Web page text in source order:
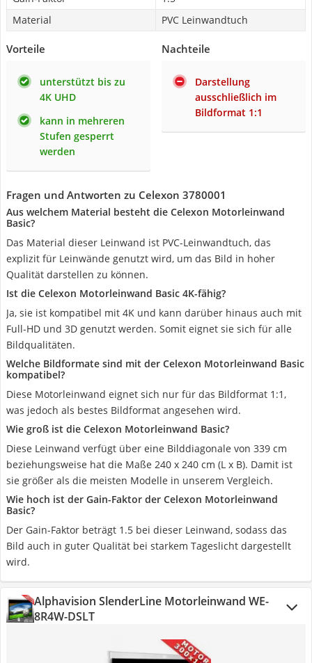
Material
PVC Leinwandtuch
Vorteile
unterstützt bis zu
4K UHD
kann in mehreren
Stufen gesperrt
werden
Nachteile
Darstellung
ausschließlich im
Bildformat 1:1
Fragen und Antworten zu Celexon 3780001
Aus welchem Material besteht die Celexon Motorleinwand
Basic?
Das Material dieser Leinwand ist PVC-Leinwandtuch, das
explizit für Leinwände genutzt wird, um das Bild in hoher
Qualität darstellen zu können.
Ist die Celexon Motorleinwand Basic 4K-fähig?
Ja, sie ist kompatibel mit 4K und kann darüber hinaus auch mit
Full-HD und 3D genutzt werden. Somit eignet sie sich für alle
Bildqualitäten.
Welche Bildformate sind mit der Celexon Motorleinwand Basic
kompatibel?
Diese Motorleinwand eignet sich nur für das Bildformat 1:1,
was jedoch als bestes Bildformat angesehen wird.
Wie groß ist die Celexon Motorleinwand Basic?
Diese Leinwand verfügt über eine Bilddiagonale von 339 cm
beziehungsweise hat die Maße 240 x 240 cm (L x B). Damit ist
sie größer als die meisten Modelle in unserem Vergleich.
Wie hoch ist der Gain-Faktor der Celexon Motorleinwand
Basic?
Der Gain-Faktor beträgt 1.5 bei dieser Leinwand, sodass das
Bild auch in guter Qualität bei starkem Tageslicht dargestellt
wird.
Alphavision SlenderLine Motorleinwand WE-
8R4W-DSLT